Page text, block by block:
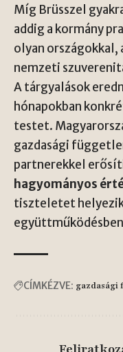
Míg Brüsszel
addig a kormány
olyan
nemzeti
A tárgyalások
hónapokban
testet.
gazdasági
partnerekkel
hagyományos
tiszteletet
CÍMKÉZVE: gazdasági